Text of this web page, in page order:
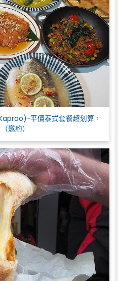
平價泰式套餐超划算，
邀約）